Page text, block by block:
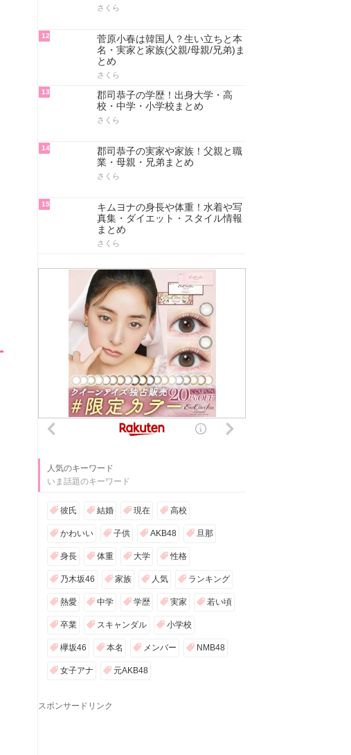
さくら
12
菅原小春は韓国人？生い立ちと本
名・実家と家族(父親/母親/兄弟)ま
とめ
さくら
13
郡司恭子の学歴！出身大学・高
校・中学・小学校まとめ
さくら
14
郡司恭子の実家や家族！父親と職
業・母親・兄弟まとめ
さくら
15
キムヨナの身長や体重！水着や写
真集・ダイエット・スタイル情報
まとめ
さくら
人気のキーワード
いま話題のキーワード
彼氏 結婚 現在 高校
かわいい 子供 AKB48 旦那
身長 体重 大学 性格
乃木坂46 家族 人気 ランキング
熱愛 中学 学歴 実家 若い頃
卒業 スキャンダル 小学校
欅坂46 本名 メンバー NMB48
女子アナ 元AKB48
スポンサードリンク